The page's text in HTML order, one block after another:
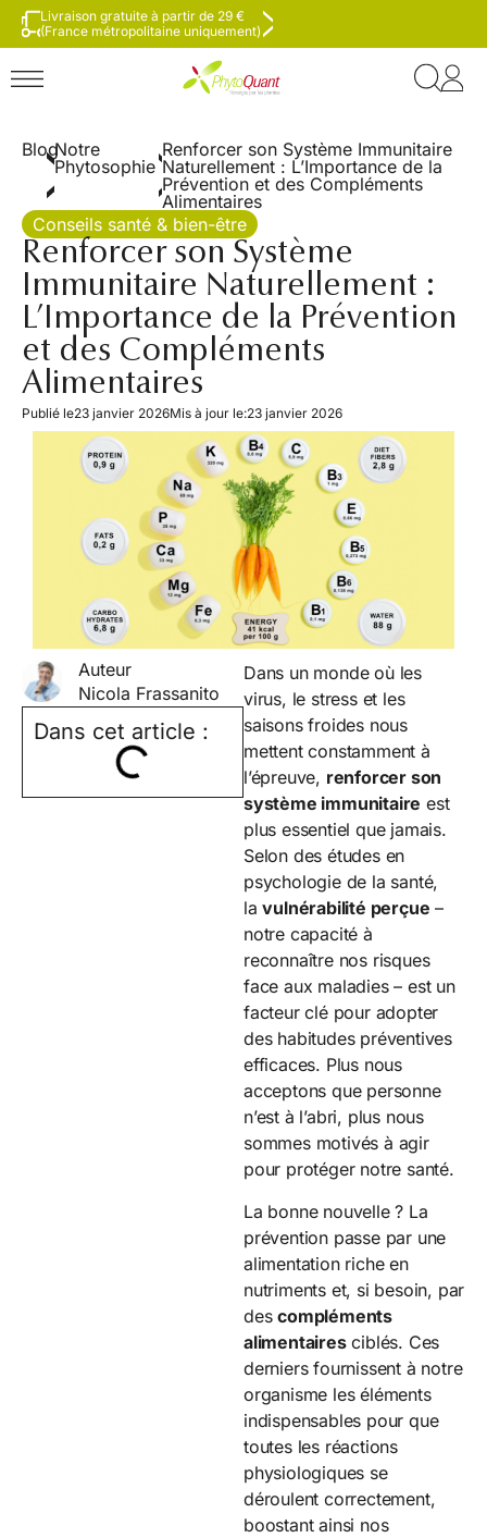
Livraison gratuite à partir de 29 €
(France métropolitaine uniquement)
BlogNotre
Phytosophie
Renforcer son Système Immunitaire
Naturellement : L’Importance de la
Prévention et des Compléments
Alimentaires
Conseils santé & bien-être
Renforcer son Système
Immunitaire Naturellement :
L’Importance de la Prévention
et des Compléments
Alimentaires
Publié le23 janvier 2026Mis à jour le:23 janvier 2026
Auteur
Nicola Frassanito
Dans cet article :
Dans un monde où les
virus, le stress et les
saisons froides nous
mettent constamment à
l’épreuve, renforcer son
système immunitaire est
plus essentiel que jamais.
Selon des études en
psychologie de la santé,
lavulnérabilité perçue –
notre capacité à
reconnaître nos risques
face aux maladies – est un
facteur clé pour adopter
des habitudes préventives
efficaces. Plus nous
acceptons que personne
n’est à l’abri, plus nous
sommes motivés à agir
pour protéger notre santé.
La bonne nouvelle ? La
prévention passe par une
alimentation riche en
nutriments et, si besoin, par
descompléments
alimentairesciblés. Ces
derniers fournissent à notre
organisme les éléments
indispensables pour que
toutes les réactions
physiologiques se
déroulent correctement,
boostant ainsi nos